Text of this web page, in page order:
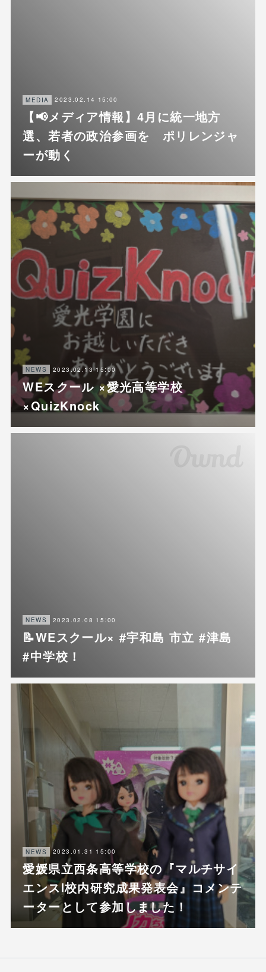
MEDIA 2023.02.14 15:00
【📢メディア情報】4月に統一地方
選、若者の政治参画を ポリレンジャ
ーが動く
NEWS 2023.02.13 15:00
WEスクール ×愛光高等学校
×QuizKnock
NEWS 2023.02.08 15:00
📝WEスクール× #宇和島 市立 #津島
#中学校！
NEWS 2023.01.31 15:00
愛媛県立西条高等学校の『マルチサイ
エンスⅠ校内研究成果発表会』コメンテ
ーターとして参加しました！